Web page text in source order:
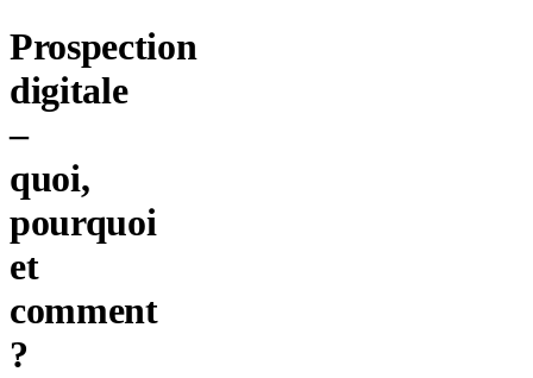
Prospection
digitale
–
quoi,
pourquoi
et
comment
?